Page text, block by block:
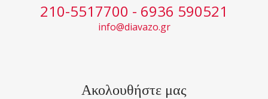
210-5517700 - 6936 590521
info@diavazo.gr
Ακολουθήστε μας